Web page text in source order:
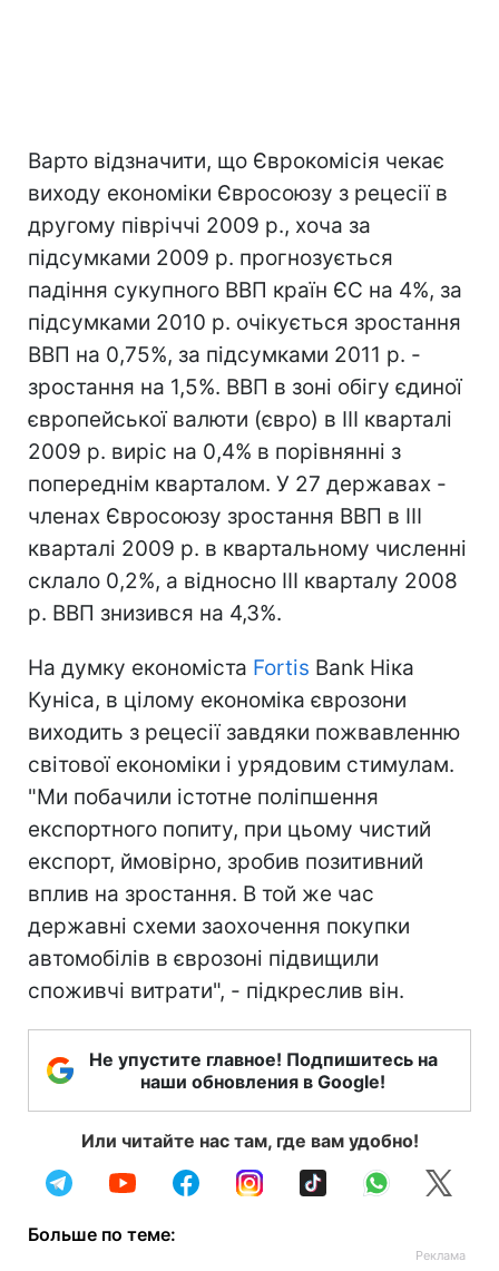
Варто відзначити, що Єврокомісія чекає
виходу економіки Євросоюзу з рецесії в
другому півріччі 2009 р., хоча за
підсумками 2009 р. прогнозується
падіння сукупного ВВП країн ЄС на 4%, за
підсумками 2010 р. очікується зростання
ВВП на 0,75%, за підсумками 2011 р. -
зростання на 1,5%. ВВП в зоні обігу єдиної
європейської валюти (євро) в III кварталі
2009 р. виріс на 0,4% в порівнянні з
попереднім кварталом. У 27 державах -
членах Євросоюзу зростання ВВП в III
кварталі 2009 р. в квартальному численні
склало 0,2%, а відносно III кварталу 2008
р. ВВП знизився на 4,3%.
На думку економіста Fortis Bank Ніка
Куніса, в цілому економіка єврозони
виходить з рецесії завдяки пожвавленню
світової економіки і урядовим стимулам.
"Ми побачили істотне поліпшення
експортного попиту, при цьому чистий
експорт, ймовірно, зробив позитивний
вплив на зростання. В той же час
державні схеми заохочення покупки
автомобілів в єврозоні підвищили
споживчі витрати", - підкреслив він.
Не упустите главное! Подпишитесь на
наши обновления в Google!
Или читайте нас там, где вам удобно!
Больше по теме: